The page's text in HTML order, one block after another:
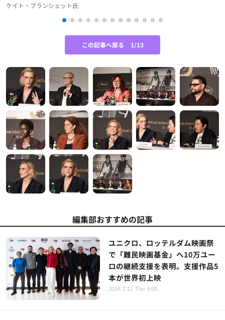
ケイト・ブランシェット氏
この記事へ戻る 1/13
編集部おすすめの記事
ユニクロ、ロッテルダム映画祭
で「難民映画基金」へ10万ユー
ロの継続支援を表明。支援作品5
本が世界初上映
2026.2.12 Thu 9:00